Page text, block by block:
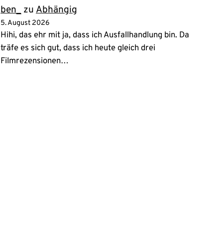
ben_ zu Abhängig
5. August 2026
Hihi, das ehr mit ja, dass ich Ausfallhandlung bin. Da
träfe es sich gut, dass ich heute gleich drei
Filmrezensionen…